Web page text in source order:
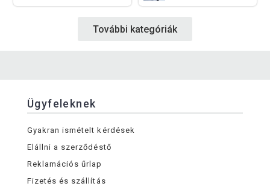
További kategóriák
Ügyfeleknek
Gyakran ismételt kérdések
Elállni a szerződéstő
Reklamációs űrlap
Fizetés és szállítás